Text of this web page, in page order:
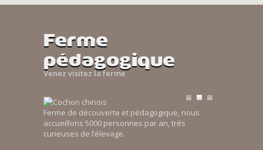
Ferme
pédagogique
Venez visitez la ferme
Ferme de découverte et pédagogique, nous
accueillons 5000 personnes par an, trés
curieuses de l’élevage.